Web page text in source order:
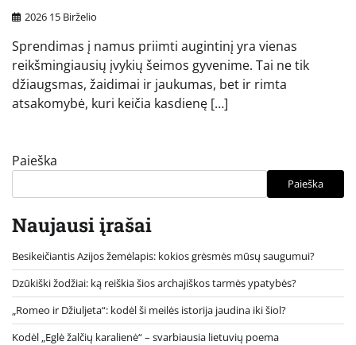
2026 15 Birželio
Sprendimas į namus priimti augintinį yra vienas
reikšmingiausių įvykių šeimos gyvenime. Tai ne tik
džiaugsmas, žaidimai ir jaukumas, bet ir rimta
atsakomybė, kuri keičia kasdienę […]
Paieška
Paieška
Naujausi įrašai
Besikeičiantis Azijos žemėlapis: kokios grėsmės mūsų saugumui?
Dzūkiški žodžiai: ką reiškia šios archajiškos tarmės ypatybės?
„Romeo ir Džiuljeta“: kodėl ši meilės istorija jaudina iki šiol?
Kodėl „Eglė žalčių karalienė“ – svarbiausia lietuvių poema